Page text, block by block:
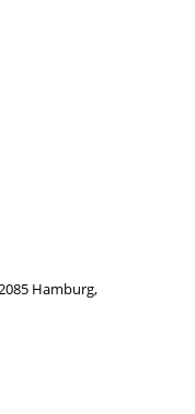
Hamburg,